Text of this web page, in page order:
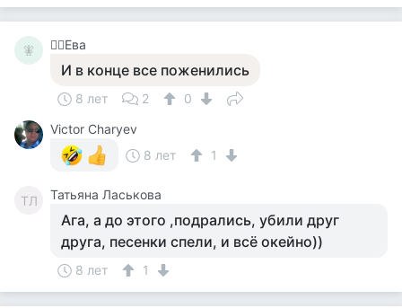
🧚‍ 🧚‍♀️Ева
И в конце все поженились
8 лет 2
0
Victor Charyev
8 лет
1
ТЛ Татьяна Ласькова
Ага, а до этого ,подрались, убили друг
друга, песенки спели, и всё окейно))
8 лет 1